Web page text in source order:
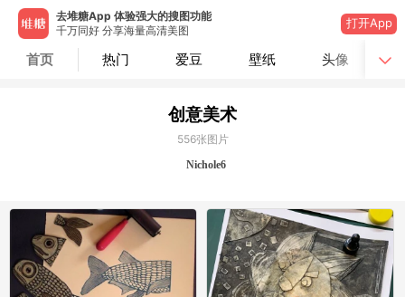
去堆糖App 体验强大的搜图功能
千万同好 分享海量高清美图
打开App
首页 热门 爱豆 壁纸 头像
创意美术
556张图片
Nichole6